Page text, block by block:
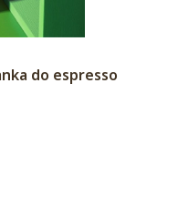
do espresso